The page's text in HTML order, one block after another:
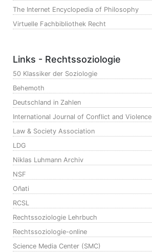
The Internet Encyclopedia of Philosophy
Virtuelle Fachbibliothek Recht
Links - Rechtssoziologie
50 Klassiker der Soziologie
Behemoth
Deutschland in Zahlen
International Journal of Conflict and Violence
Law & Society Association
LDG
Niklas Luhmann Archiv
NSF
Oñati
RCSL
Rechtssoziologie Lehrbuch
Rechtssoziologie-online
Science Media Center (SMC)